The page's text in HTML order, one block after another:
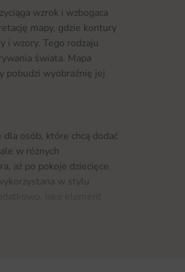
wzrok i wzbogaca
mapy, gdzie kontury
i wzory. Tego rodzaju
świata. Mapa
pobudzi wyobraźnię jej
osób, które chcą dodać
w różnych
aż po pokoje dziecięce.
w stylu
czyni ją idealnym